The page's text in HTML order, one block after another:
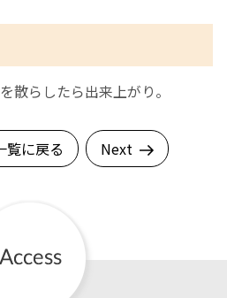
散らしたら出来上がり。
覧に戻る Next